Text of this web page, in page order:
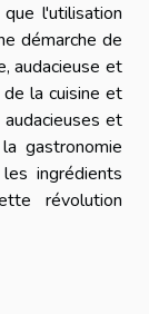
l'utilisation
démarche de
audacieuse et
la cuisine et
et
gastronomie
ingrédients
révolution